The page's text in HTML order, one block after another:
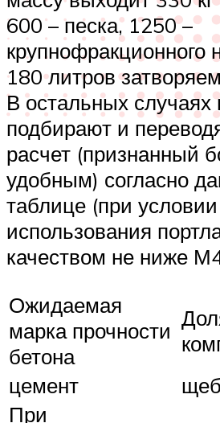
600 – песка, 1250 –
крупнофракционного
180 литров
В остальных случаях
подбирают и
расчет (признанный
удобным) согласно
таблице (при условии
использования
качеством не ниже
Ожидаемая
марка прочности
бетона
цемент
При